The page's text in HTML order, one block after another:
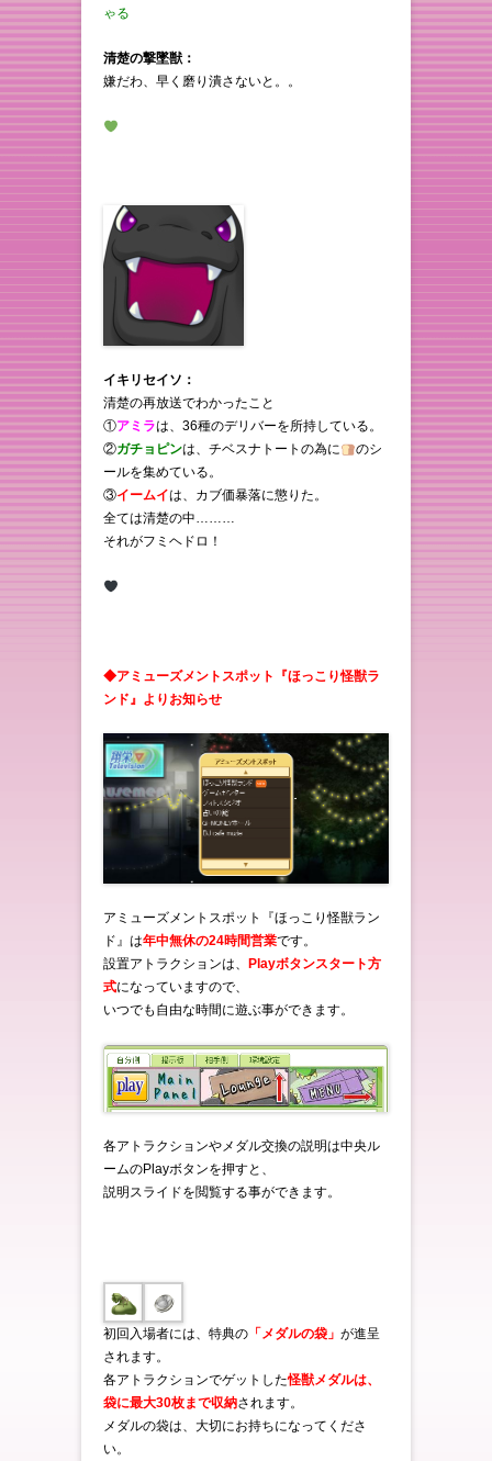
ゃる
清楚の撃墜獣：
嫌だわ、早く磨り潰さないと。。
イキリセイソ：
清楚の再放送でわかったこと
①アミラは、36種のデリバーを所持している。
②ガチョピンは、チベスナトートの為に
のシ
ールを集めている。
③イームイは、カブ価暴落に懲りた。
全ては清楚の中………
それがフミヘドロ！
◆アミューズメントスポット『ほっこり怪獣ラ
ンド』よりお知らせ
アミューズメントスポット『ほっこり怪獣ラン
ド』は年中無休の24時間営業です。
設置アトラクションは、 Playボタンスタート方
式になっていますので、
いつでも自由な時間に遊ぶ事ができます。
各アトラクションやメダル交換の説明は中央ル
ームのPlayボタンを押すと、
説明スライドを閲覧する事ができます。
初回入場者には、特典の 「メダルの袋」 が進呈
されます。
各アトラクションでゲットした怪獣メダルは、
袋に最大30枚まで収納されます。
メダルの袋は、大切にお持ちになってくださ
い。